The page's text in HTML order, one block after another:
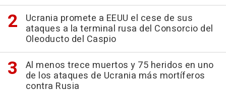
Ucrania promete a EEUU el cese de sus
ataques a la terminal rusa del Consorcio del
Oleoducto del Caspio
Al menos trece muertos y 75 heridos en uno
de los ataques de Ucrania más mortíferos
contra Rusia